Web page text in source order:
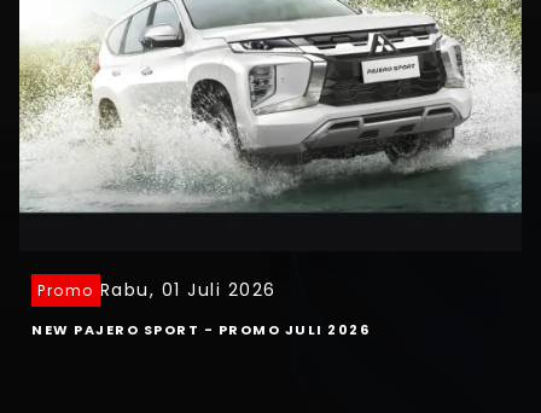
Promo Rabu, 01 Juli 2026
NEW PAJERO SPORT - PROMO JULI 2026